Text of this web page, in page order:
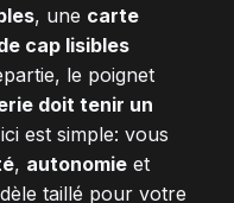
, une carte
cap lisibles
le poignet
doit tenir un
est simple: vous
, autonomie et
taillé pour votre